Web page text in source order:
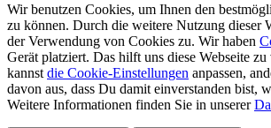
Wir benutzen Cookies, um Ihnen den
zu können. Durch die weitere Nutzung dieser
der Verwendung von Cookies zu. Wir haben
Gerät platziert. Das hilft uns diese Webseite zu
kannst die Cookie-Einstellungen anpassen,
davon aus, dass Du damit einverstanden bist,
Weitere Informationen finden Sie in unserer